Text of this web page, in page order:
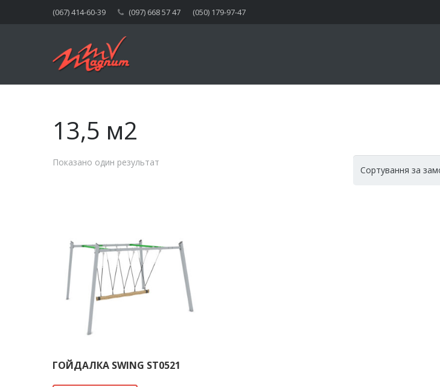
(067) 414-60-39 (097) 668 57 47 (050) 179-97-47
13,5 м2
Показано один результат
ГОЙДАЛКА SWING ST0521